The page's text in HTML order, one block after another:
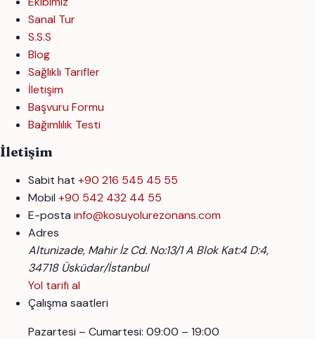
Sanal Tur
S.S.S
Blog
Sağlıklı Tarifler
İletişim
Başvuru Formu
Bağımlılık Testi
İletişim
Sabit hat +90 216 545 45 55
Mobil +90 542 432 44 55
E-posta info@kosuyolurezonans.com
Adres
Altunizade, Mahir İz Cd. No:13/1 A Blok Kat:4 D:4,
34718 Üsküdar/İstanbul
Yol tarifi al
Çalışma saatleri
Pazartesi – Cumartesi: 09:00 – 19:00